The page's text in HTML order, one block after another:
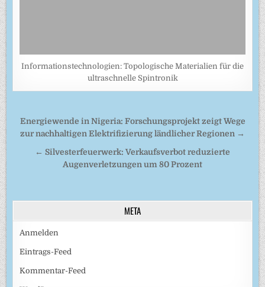
Informationstechnologien: Topologische Materialien für die
ultraschnelle Spintronik
Beitragsnavigation
Energiewende in Nigeria: Forschungsprojekt zeigt Wege
zur nachhaltigen Elektrifizierung ländlicher Regionen →
← Silvesterfeuerwerk: Verkaufsverbot reduzierte
Augenverletzungen um 80 Prozent
META
Anmelden
Eintrags-Feed
Kommentar-Feed